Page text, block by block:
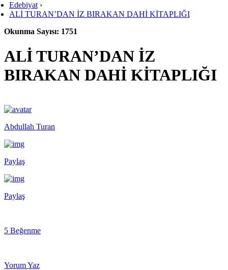
Edebiyat ›
ALİ TURAN’DAN İZ BIRAKAN DAHİ KİTAPLIĞI
Okunma Sayısı: 1751
ALİ TURAN’DAN İZ
BIRAKAN DAHİ KİTAPLIĞI
Abdullah Turan
Paylaş
Paylaş
5 Beğenme
Yorum Yaz